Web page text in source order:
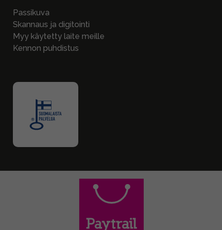
Passikuva
Skannaus ja digitointi
Myy käytetty laite meille
Kennon puhdistus